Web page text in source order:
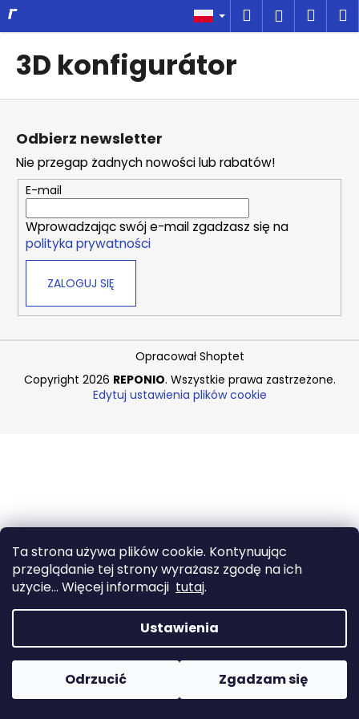
Ta strona używa plików cookie. Kontynuując
przeglądanie tej strony wyrażasz zgodę na ich
użycie... Więcej informacji tutaj.
Ustawienia
Odrzucić Zgadzam się
Przejść
do
treści
SzukajZaloguj
3D konfigurátor
K
o
y
powrotem
powrotem
z
e
g
o
s
u
k
z
?
l
e
c
a
m
y
HAK
61,83
S
Odbierz newsletter
Nie przegap żadnych nowości lub rabatów!
E-mail
Wprowadzając swój e-mail zgadzasz się na
polityka prywatności
ZALOGUJ SIĘ
Opracował Shoptet
Copyright 2026 REPONIO. Wszystkie prawa zastrzeżone.
Edytuj ustawienia plików cookie